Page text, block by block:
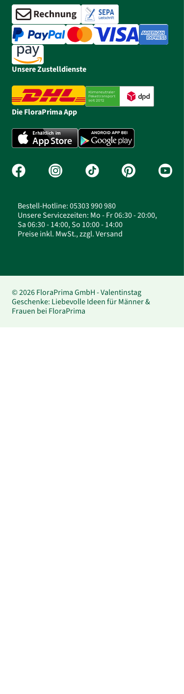
Unsere Zustelldienste
Die FloraPrima App
Bestell-Hotline: 05303 990 980
Unsere Servicezeiten: Mo - Fr 06:30 - 20:00,
Sa 06:30 - 14:00, So 10:00 - 14:00
Preise inkl. MwSt., zzgl. Versand
© 2026 FloraPrima GmbH - Valentinstag
Geschenke: Liebevolle Ideen für Männer &
Frauen bei FloraPrima